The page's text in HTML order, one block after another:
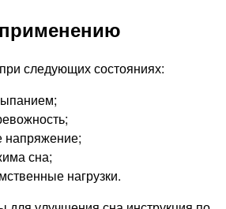
следующих состояниях:
напряжение;
сна;
нагрузки.